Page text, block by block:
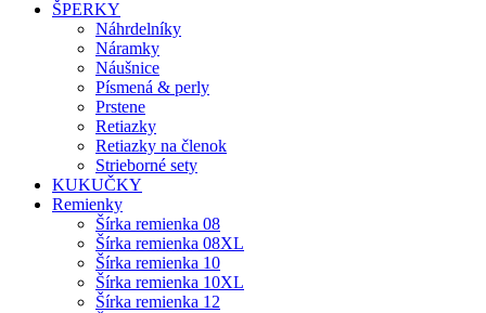
ŠPERKY
Náhrdelníky
Náramky
Náušnice
Písmená & perly
Prstene
Retiazky
Retiazky na členok
Strieborné sety
KUKUČKY
Remienky
Šírka remienka 08
Šírka remienka 08XL
Šírka remienka 10
Šírka remienka 10XL
Šírka remienka 12